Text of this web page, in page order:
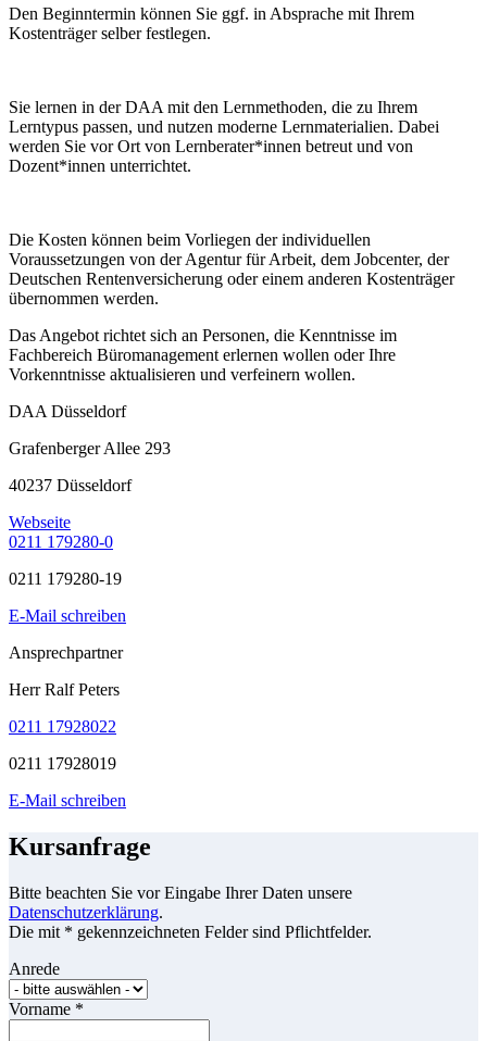
Den Beginntermin können Sie ggf. in Absprache mit Ihrem
Kostenträger selber festlegen.
Sie lernen in der DAA mit den Lernmethoden, die zu Ihrem
Lerntypus passen, und nutzen moderne Lernmaterialien. Dabei
werden Sie vor Ort von Lernberater*innen betreut und von
Dozent*innen unterrichtet.
Die Kosten können beim Vorliegen der individuellen
Voraussetzungen von der Agentur für Arbeit, dem Jobcenter, der
Deutschen Rentenversicherung oder einem anderen Kostenträger
übernommen werden.
Das Angebot richtet sich an Personen, die Kenntnisse im
Fachbereich Büromanagement erlernen wollen oder Ihre
Vorkenntnisse aktualisieren und verfeinern wollen.
DAA Düsseldorf
Grafenberger Allee 293
40237 Düsseldorf
Webseite
0211 179280-0
0211 179280-19
E-Mail schreiben
Ansprechpartner
Herr Ralf Peters
0211 17928022
0211 17928019
E-Mail schreiben
Kursanfrage
Bitte beachten Sie vor Eingabe Ihrer Daten unsere
Datenschutzerklärung.
Die mit * gekennzeichneten Felder sind Pflichtfelder.
Anrede
Vorname *